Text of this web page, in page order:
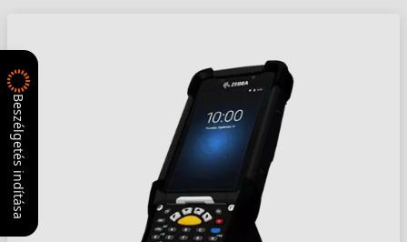
Beszélgetés indítása